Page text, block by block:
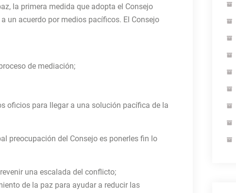
la primera medida que adopta el Consejo
un acuerdo por medios pacíficos. El Consejo
de mediación;
oficios para llegar a una solución pacífica de la
preocupación del Consejo es ponerles fin lo
una escalada del conflicto;
de la paz para ayudar a reducir las